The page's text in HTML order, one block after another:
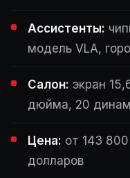
Ассистенты:
модель VLA,
Салон: экран
дюйма, 20
Цена: от 143
долларов